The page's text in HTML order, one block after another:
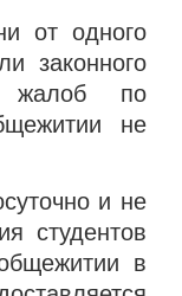
от одного
законного
жалоб по
не
и не
студентов
в